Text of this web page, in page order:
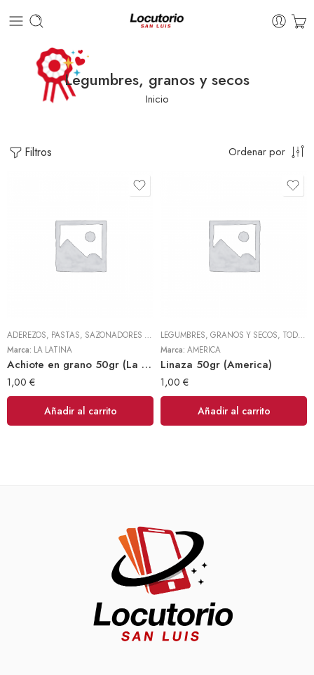
Legumbres, granos y secos
Inicio
Filtros Ordenar por
ADEREZOS, PASTAS, SAZONADORES Y CONDIMENTOS ,LEGUMBRES, GRANOS Y
Marca: LA LATINA
Achiote en grano 50gr (La Latina)
1,00 €
Añadir al carrito
LEGUMBRES, GRANOS Y SECOS, TODOS
Marca: AMERICA
Linaza 50gr (America)
1,00 €
Añadir al carrito